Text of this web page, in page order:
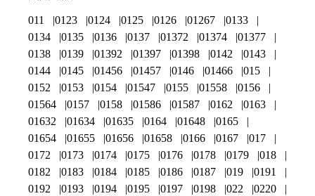
011 0123 0124 0125 0126 01267
0133
0134
0135 0136 0137 01372 01374
01377
0138
0139 01392 01397 01398 0142
0143
0144
0145 01456 01457 0146 01466
015
0152
0153 0154 01547 0155 01558
0156
01564
0157 0158 01586 01587 0162
0163
01632
01634 01635 0164 01648
0165
01654
01655 01656 01658 0166 0167
017
0172
0173 0174 0175 0176 0178 0179
018
0182
0183 0184 0185 0186 0187 019
0191
0192
0193 0194 0195 0197 0198 022 0220